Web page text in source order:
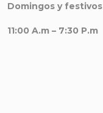
Domingos y festivos
11:00 A.m – 7:30 P.m